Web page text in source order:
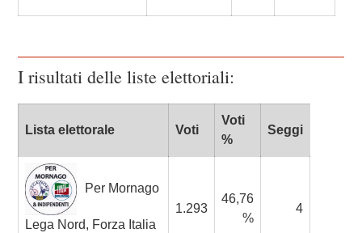
I risultati delle liste elettoriali:
Lista elettorale Voti
Voti
%
Seggi
Per Mornago
Lega Nord, Forza Italia
1.293
46,76
%
4